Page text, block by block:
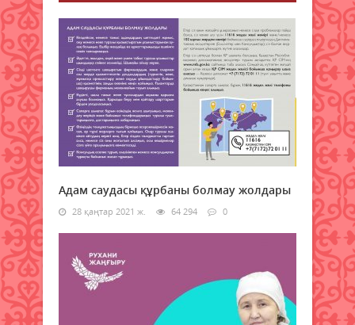
Адам саудасы құрбаны болмау жолдары
28 қаңтар 2021 ж. 64 294 0